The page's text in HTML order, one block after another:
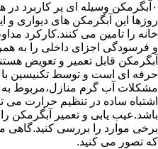
۰آبگرمکن وسیله ای پر کاربرد
روزها این آبگرمکن های دیواری
خانه را تامین می کنند.کارکرد
و فرسودگی اجزای داخلی را به
آبگرمکن قابل تعمیر و تعویض
حرفه ای است و توسط تکنیسین با
مشکلات آب گرم منازل،مربوط
اشتباه ساده در تنظیم حرارت می
باشد.عیب یابی و تعمیر آبگرمکن
برخی موارد را بررسی
که تصور می کنید.